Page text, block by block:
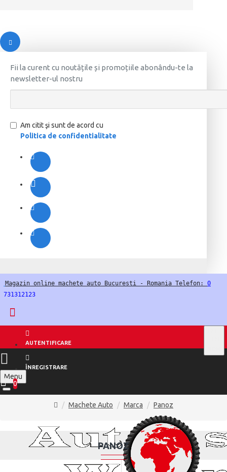
Fii la curent cu noutățile și promoțiile abonându-te la
newsletter-ul nostru
Am citit şi sunt de acord cu
Politica de confidentialitate
Magazin online machete auto Bucuresti - Romania Telefon: 0
731312123
AUTENTIFICARE
ÎNREGISTRARE
Menu
0
Machete Auto Marca Panoz
PANOZ